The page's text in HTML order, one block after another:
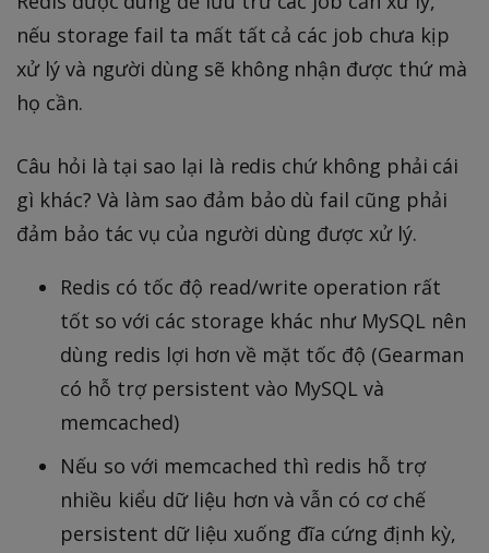
nếu storage fail ta mất tất cả các job chưa kịp
xử lý và người dùng sẽ không nhận được thứ mà
họ cần.
Câu hỏi là tại sao lại là redis chứ không phải cái
gì khác? Và làm sao đảm bảo dù fail cũng phải
đảm bảo tác vụ của người dùng được xử lý.
Redis có tốc độ read/write operation rất
tốt so với các storage khác như MySQL nên
dùng redis lợi hơn về mặt tốc độ (Gearman
có hỗ trợ persistent vào MySQL và
memcached)
Nếu so với memcached thì redis hỗ trợ
nhiều kiểu dữ liệu hơn và vẫn có cơ chế
persistent dữ liệu xuống đĩa cứng định kỳ,